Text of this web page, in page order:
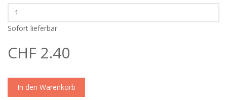
Sofort lieferbar
CHF 2.40
In den Warenkorb